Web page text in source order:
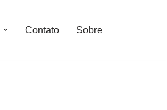
Contato Sobre